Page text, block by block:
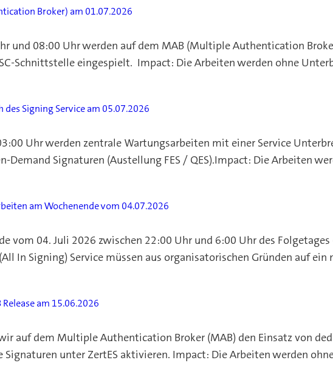
Broker) am 01.07.2026
und 08:00 Uhr werden auf dem MAB (Multiple Authentication
Schnittstelle eingespielt. Impact: Die Arbeiten werden ohne
Signing Service am 05.07.2026
Uhr werden zentrale Wartungsarbeiten mit einer Service
Signaturen (Austellung FES / QES).Impact: Die Arbeiten
am Wochenende vom 04.07.2026
vom 04. Juli 2026 zwischen 22:00 Uhr und 6:00 Uhr des
In Signing) Service müssen aus organisatorischen Gründen auf
am 15.06.2026
auf dem Multiple Authentication Broker (MAB) den Einsatz von
unter ZertES aktivieren. Impact: Die Arbeiten werden